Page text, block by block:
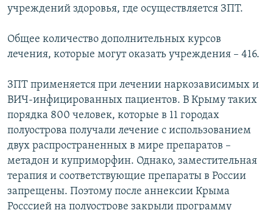
учреждений здоровья, где осуществляется ЗПТ.
Общее количество дополнительных курсов
лечения, которые могут оказать учреждения – 416.
ЗПТ применяется при лечении наркозависимых и
ВИЧ-инфицированных пациентов. В Крыму таких
порядка 800 человек, которые в 11 городах
полуострова получали лечение с использованием
двух распространенных в мире препаратов –
метадон и куприморфин. Однако, заместительная
терапия и соответствующие препараты в России
запрещены. Поэтому после аннексии Крыма
Росссией на полуострове закрыли программу